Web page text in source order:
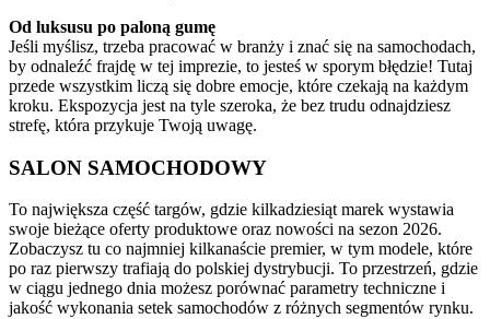
Od luksusu po paloną gumę
Jeśli myślisz, trzeba pracować w branży i znać się na samochodach,
by odnaleźć frajdę w tej imprezie, to jesteś w sporym błędzie! Tutaj
przede wszystkim liczą się dobre emocje, które czekają na każdym
kroku. Ekspozycja jest na tyle szeroka, że bez trudu odnajdziesz
strefę, która przykuje Twoją uwagę.
SALON SAMOCHODOWY
To największa część targów, gdzie kilkadziesiąt marek wystawia
swoje bieżące oferty produktowe oraz nowości na sezon 2026.
Zobaczysz tu co najmniej kilkanaście premier, w tym modele, które
po raz pierwszy trafiają do polskiej dystrybucji. To przestrzeń, gdzie
w ciągu jednego dnia możesz porównać parametry techniczne i
jakość wykonania setek samochodów z różnych segmentów rynku.